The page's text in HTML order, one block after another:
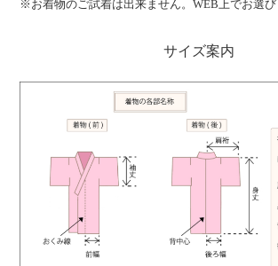
※お着物のご試着は出来ません。WEB上でお選び
サイズ案内